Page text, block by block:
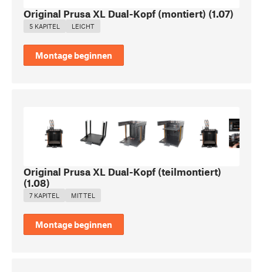
Original Prusa XL Dual-Kopf (montiert) (1.07)
5 KAPITEL LEICHT
Montage beginnen
Original Prusa XL Dual-Kopf (teilmontiert)
(1.08)
7 KAPITEL MITTEL
Montage beginnen